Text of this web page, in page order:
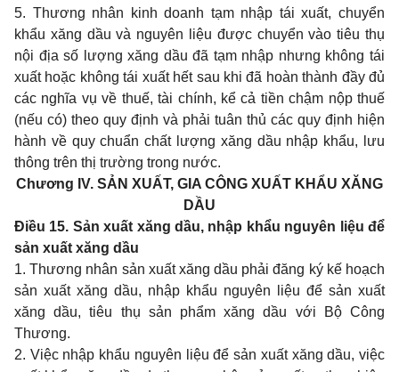
5. Thương nhân kinh doanh tạm nhập tái xuất, chuyển
khẩu xăng dầu và nguyên liệu được chuyển vào tiêu thụ
nội địa số lượng xăng dầu đã tạm nhập nhưng không tái
xuất hoặc không tái xuất hết sau khi đã hoàn thành đầy đủ
các nghĩa vụ về thuế, tài chính, kể cả tiền chậm nộp thuế
(nếu có) theo quy định và phải tuân thủ các quy định hiện
hành về quy chuẩn chất lượng xăng dầu nhập khẩu, lưu
thông trên thị trường trong nước.
Chương IV. SẢN XUẤT, GIA CÔNG XUẤT KHẨU XĂNG
DẦU
Điều 15. Sản xuất xăng dầu, nhập khẩu nguyên liệu để
sản xuất xăng dầu
1. Thương nhân sản xuất xăng dầu phải đăng ký kế hoạch
sản xuất xăng dầu, nhập khẩu nguyên liệu để sản xuất
xăng dầu, tiêu thụ sản phẩm xăng dầu với Bộ Công
Thương.
2. Việc nhập khẩu nguyên liệu để sản xuất xăng dầu, việc